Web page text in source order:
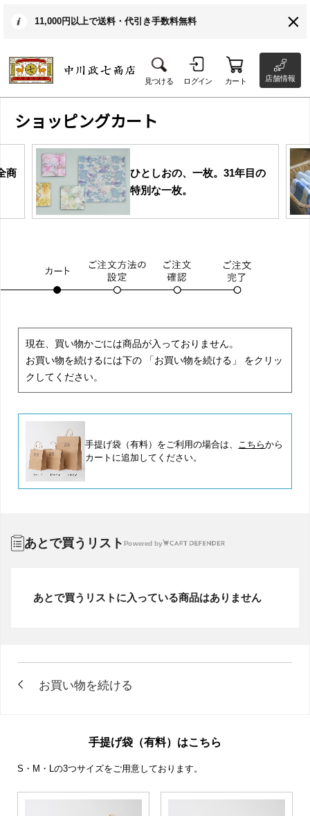
11,000円以上で送料・代引き手数料無料
見つける ログイン カート 店舗情報
ショッピングカート
商
ひとしおの、一枚。31年目の
特別な一枚。
現在、買い物かごには商品が入っておりません。
お買い物を続けるには下の 「お買い物を続ける」 をクリッ
クしてください。
手提げ袋（有料）をご利用の場合は、 こちらから
カートに追加してください。
あとで買うリスト Powered by
あとで買うリストに入っている商品はありません
手提げ袋（有料）はこちら
S・M・Lの3つサイズをご用意しております。